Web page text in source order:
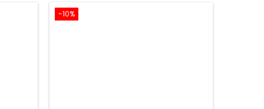
frullatore nuovo rompighiaccio
-10%